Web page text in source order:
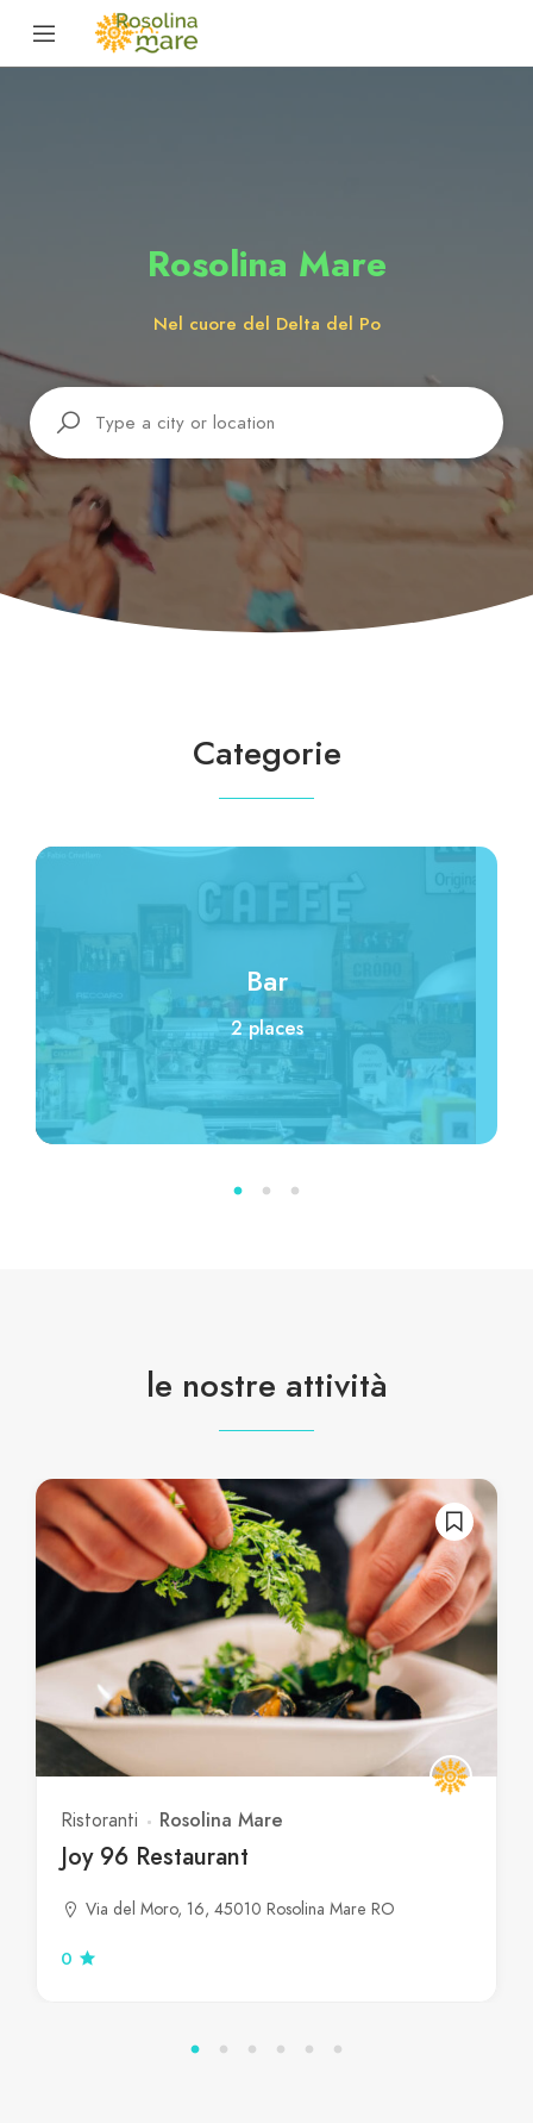
Rosolina Mare
Nel cuore del Delta del Po
Categorie
Bar
2 places
le nostre attività
Ristoranti Rosolina Mare
Joy 96 Restaurant
Via del Moro, 16, 45010 Rosolina Mare RO
0